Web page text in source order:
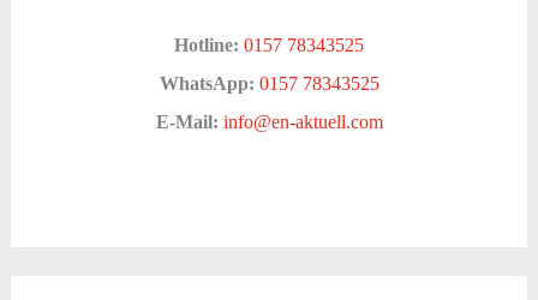
Hotline: 0157 78343525
WhatsApp: 0157 78343525
E-Mail: info@en-aktuell.com